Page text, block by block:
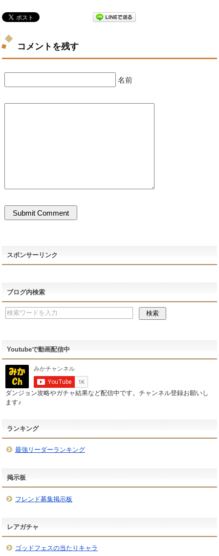
コメントを残す
名前
スポンサーリンク
ブログ内検索
Youtubeで動画配信中
ダンジョン攻略やガチャ結果など配信中です。チャンネル登録お願いし
ます♪
ランキング
最強リーダーランキング
掲示板
フレンド募集掲示板
レアガチャ
ゴッドフェスの当たりキャラ